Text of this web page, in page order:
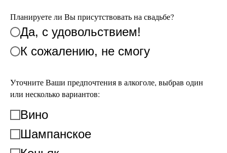
Планируете ли Вы присутствовать на свадьбе?
Да, с удовольствием!
К сожалению, не смогу
Уточните Ваши предпочтения в алкоголе, выбрав один
или несколько вариантов:
Вино
Шампанское